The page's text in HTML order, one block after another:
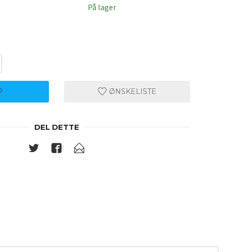
På lager
ØNSKELISTE
DEL DETTE